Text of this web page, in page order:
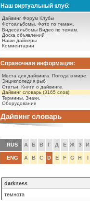
Наш виртуальный клуб:
Дайвинг Форум Клубы
Фотоальбомы. Фото по темам.
Видеоальбомы Видео по темам.
Доска объявлений
Наши дайверы
Комментарии
Справочная информация:
Места для дайвинга.
Погода в мире.
Энциклопедия рыб
Статьи.
Книги о дайвинге.
Дайвинг словарь (3165 слов)
Термины. Знаки.
Оборудование
Дайвинг словарь
RUS А Б В Г Д Е Ж З И
ENG A B C D E F G H I
darkness
темнота